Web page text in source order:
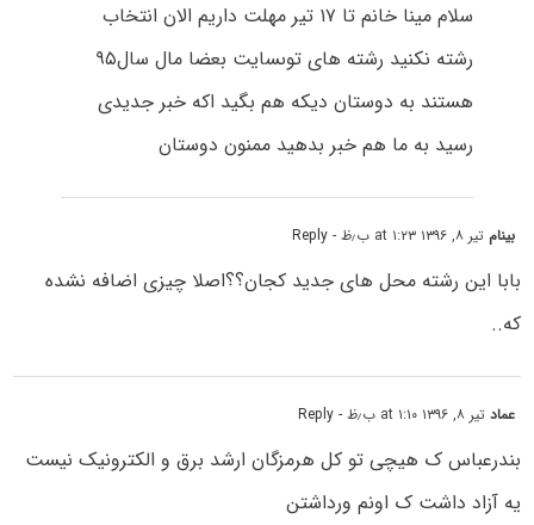
سلام مینا خانم تا ۱۷ تیر مهلت داریم الان انتخاب
رشته نکنید رشته های توىسایت بعضا مال سال۹۵
هستند به دوستان دیکه هم بگید اکه خبر جدیدی
رسید به ما هم خبر بدهید ممنون دوستان
بینام تیر ۸, ۱۳۹۶ at ۱:۲۳ ب٫ظ - Reply
بابا این رشته محل های جدید کجان؟؟اصلا چیزی اضافه نشده
که..
عمادتیر ۸, ۱۳۹۶ at ۱:۱۰ ب٫ظ - Reply
بندرعباس ک هیچی تو کل هرمزگان ارشد برق و الکترونیک نیست
یه آزاد داشت ک اونم ورداشتن